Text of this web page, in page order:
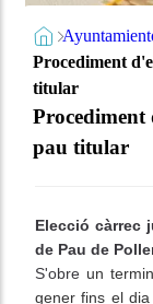
Procediment
titular
Procediment
pau titular
Elecció càrrec
de Pau de
S'obre un
gener fins el